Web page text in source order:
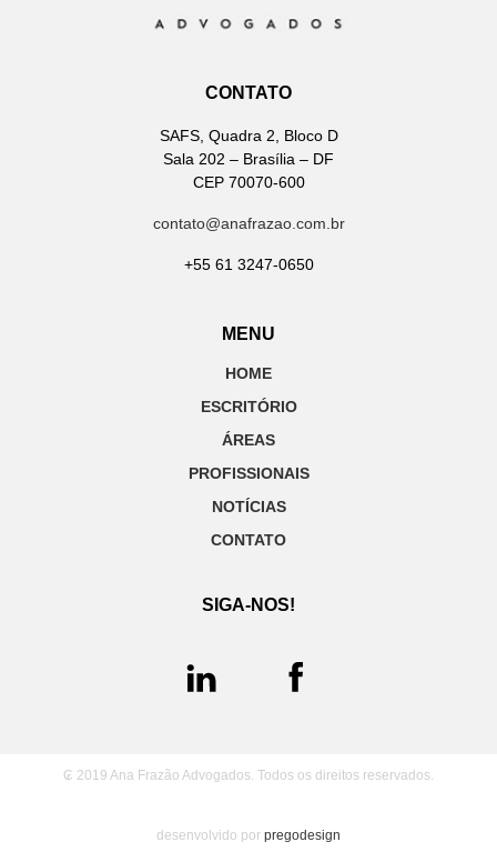
CONTATO
SAFS, Quadra 2, Bloco D
Sala 202 – Brasília – DF
CEP 70070-600
contato@anafrazao.com.br
+55 61 3247-0650
MENU
HOME
ESCRITÓRIO
ÁREAS
PROFISSIONAIS
NOTÍCIAS
CONTATO
SIGA-NOS!
₢ 2019 Ana Frazão Advogados. Todos os direitos reservados.
desenvolvido por pregodesign